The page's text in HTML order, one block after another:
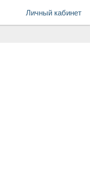
Личный кабинет